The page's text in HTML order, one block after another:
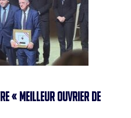
« MEILLEUR OUVRIER DE